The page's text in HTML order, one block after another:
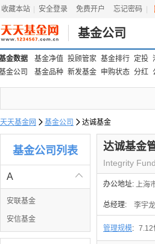
收藏本站 安全登录 免费开户 忘记密码
基金公司
金数据 基金净值 投顾管家 基金排行 定投
金公司
基金品种 新发基金 申购状态 分红
天天基金网  基金公司  达诚基金
基金公司列表

A
安联基金
安信基金
达诚基金
Integrity
办公地址: 上海
总经理: 李宇龙
管理规模: 7.12